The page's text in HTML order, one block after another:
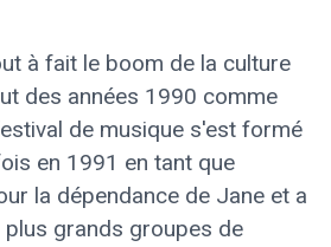
à fait le boom de la culture
des années 1990 comme
de musique s'est formé
en 1991 en tant que
la dépendance de Jane et a
grands groupes de